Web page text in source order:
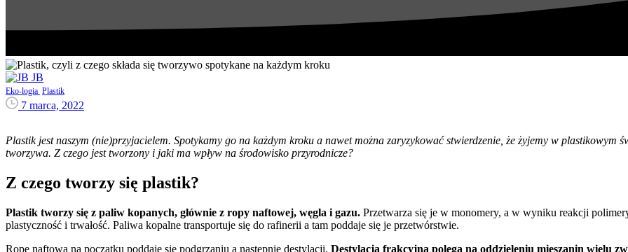
JB
Eko-logia Plastik
7 marca, 2022
Plastik jest naszym (nie)przyjacielem. Spotykamy go na każdym kroku a nawet można zaryzykować stwierdzenie, że żyjemy w plastikowym
tworzywa. Z czego jest tworzony i jaki ma wpływ na środowisko przyrodnicze?
Z czego tworzy się plastik?
Plastik tworzy się z paliw kopanych, głównie z ropy naftowej, węgla i gazu. Przetwarza się je w monomery, a w wyniku reakcji
plastyczność i trwałość. Paliwa kopalne transportuje się do rafinerii a tam poddaje się je przetwórstwie.
Ropę naftową na początku poddaje się podgrzaniu a następnie destylacji. Destylacja frakcyjna polega na oddzieleniu mieszanin wielu